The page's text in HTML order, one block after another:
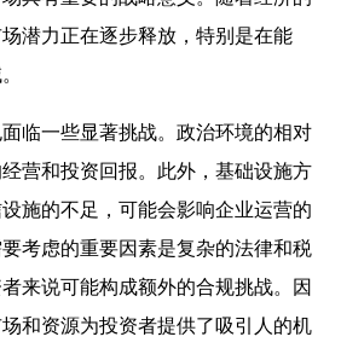
潜力正在逐步释放，特别是在能
临一些显著挑战。政治环境的相对
营和投资回报。此外，基础设施方
施的不足，可能会影响企业运营的
考虑的重要因素是复杂的法律和税
来说可能构成额外的合规挑战。因
和资源为投资者提供了吸引人的机